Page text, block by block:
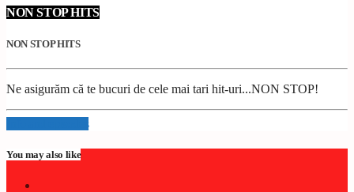
NON STOP HITS
NON STOP HITS
Ne asigurăm că te bucuri de cele mai tari hit-uri...NON STOP!
Info and episodes
You may also like